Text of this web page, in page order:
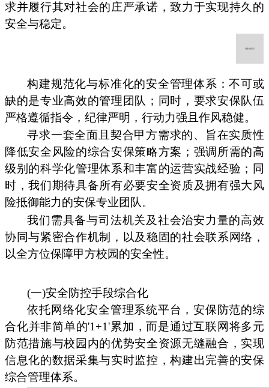
求并履行其对社会的庄严承诺，致力于实现持久的
安全与稳定。
构建规范化与标准化的安全管理体系：不可或
缺的是专业高效的管理团队；同时，要求安保队伍
严格遵循指令，纪律严明，行动力强且作风稳健。
寻求一套全面且契合甲方需求的、旨在实质性
降低安全风险的综合安保策略方案；强调所需的高
级别的科学化管理体系和丰富的运营实战经验；同
时，我们期待具备所有必要安全资质及拥有强大风
险抵御能力的安保专业团队。
我们需具备与司法机关及社会治安力量的高效
协同与紧密合作机制，以及稳固的社会联系网络，
以全方位保障甲方校园的安全性。
(一)安全防控手段综合化
依托网络化安全管理系统平台，安保防范的综
合化并非简单的'1+1'累加，而是通过互联网将多元
防范措施与校园内的优势安全资源无缝融合，实现
信息化的数据采集与实时监控，构建出完善的安保
综合管理体系。